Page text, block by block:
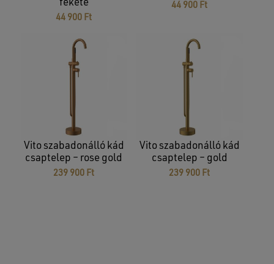
fekete
44 900 Ft
44 900 Ft
Vito szabadonálló kád
csaptelep – rose gold
239 900 Ft
Vito szabadonálló kád
csaptelep – gold
239 900 Ft